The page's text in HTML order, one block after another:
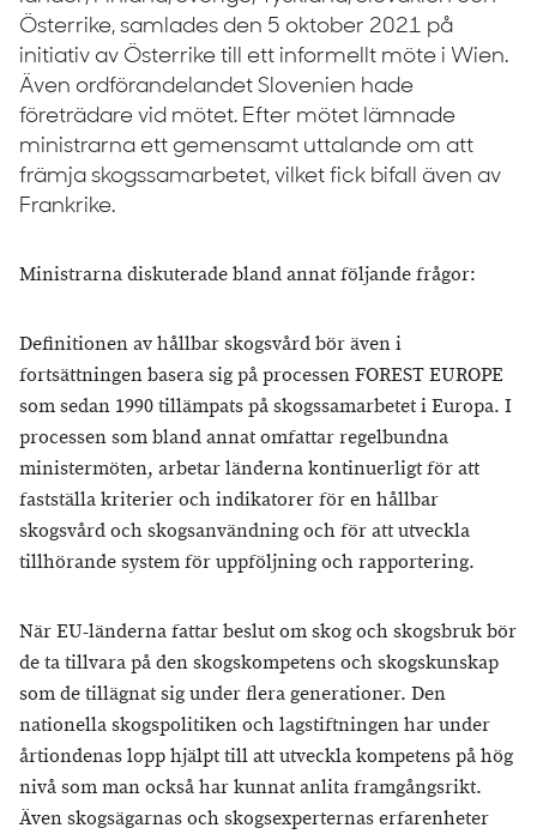
Österrike, samlades den 5 oktober 2021 på
initiativ av Österrike till ett informellt möte i Wien.
Även ordförandelandet Slovenien hade
företrädare vid mötet. Efter mötet lämnade
ministrarna ett gemensamt uttalande om att
främja skogssamarbetet, vilket fick bifall även av
Frankrike.
Ministrarna diskuterade bland annat följande frågor:
Definitionen av hållbar skogsvård bör även i
fortsättningen basera sig på processen FOREST EUROPE
som sedan 1990 tillämpats på skogssamarbetet i Europa. I
processen som bland annat omfattar regelbundna
ministermöten, arbetar länderna kontinuerligt för att
fastställa kriterier och indikatorer för en hållbar
skogsvård och skogsanvändning och för att utveckla
tillhörande system för uppföljning och rapportering.
När EU-länderna fattar beslut om skog och skogsbruk bör
de ta tillvara på den skogskompetens och skogskunskap
som de tillägnat sig under flera generationer. Den
nationella skogspolitiken och lagstiftningen har under
årtiondenas lopp hjälpt till att utveckla kompetens på hög
nivå som man också har kunnat anlita framgångsrikt.
Även skogsägarnas och skogsexperternas erfarenheter